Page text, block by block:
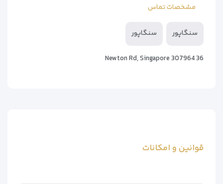
Singapore Art Museum
National Orchid Garden
Statue of Sir Stamford Raffles
مشخصات تماس
سنگاپور سنگاپور
36 Newton Rd, Singapore 307964
قوانین و امکانات